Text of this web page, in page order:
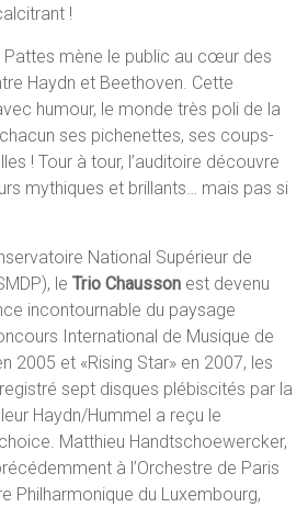
!
mène le public au cœur des
Haydn et Beethoven. Cette
humour, le monde très poli de la
ses pichenettes, ses coups-
! Tour à tour, l’auditoire découvre
mythiques et brillants… mais pas si
National Supérieur de
leTrio Chausson est devenu
incontournable du paysage
International de Musique de
2005 et «Rising Star» en 2007, les
sept disques plébiscités par la
Haydn/Hummel a reçu le
Matthieu Handtschoewercker,
à l’Orchestre de Paris
Philharmonique du Luxembourg,